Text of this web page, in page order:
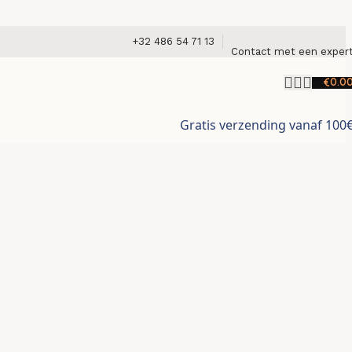
+32 486 54 71 13
Contact met een
€
Gratis verzending vanaf